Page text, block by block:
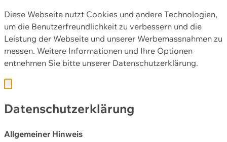
Diese Webseite nutzt Cookies und andere Technologien,
um die Benutzerfreundlichkeit zu verbessern und die
Leistung der Webseite und unserer Werbemassnahmen zu
messen. Weitere Informationen und Ihre Optionen
entnehmen Sie bitte unserer Datenschutzerklärung.
Datenschutzerklärung
Allgemeiner Hinweis